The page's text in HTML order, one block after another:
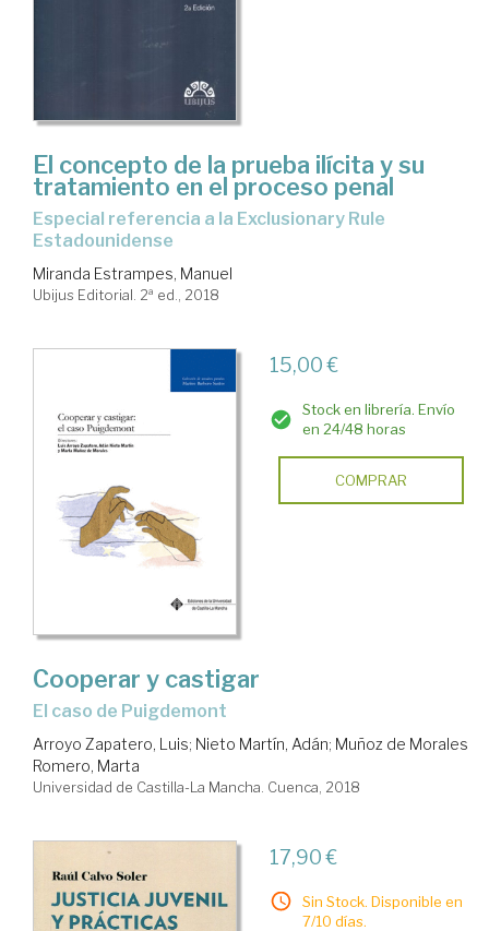
El concepto de la prueba ilícita y su
tratamiento en el proceso penal
especial referencia a la Exclusionary Rule
Estadounidense
Miranda Estrampes, Manuel
Ubijus Editorial. 2ª ed., 2018
15,00 €
Stock en librería. Envío
en 24/48 horas
COMPRAR
Cooperar y castigar
el caso de Puigdemont
Arroyo Zapatero, Luis; Nieto Martín, Adán; Muñoz de Morales
Romero, Marta
Universidad de Castilla-La Mancha. Cuenca, 2018
17,90 €
Sin Stock. Disponible en
7/10 días.